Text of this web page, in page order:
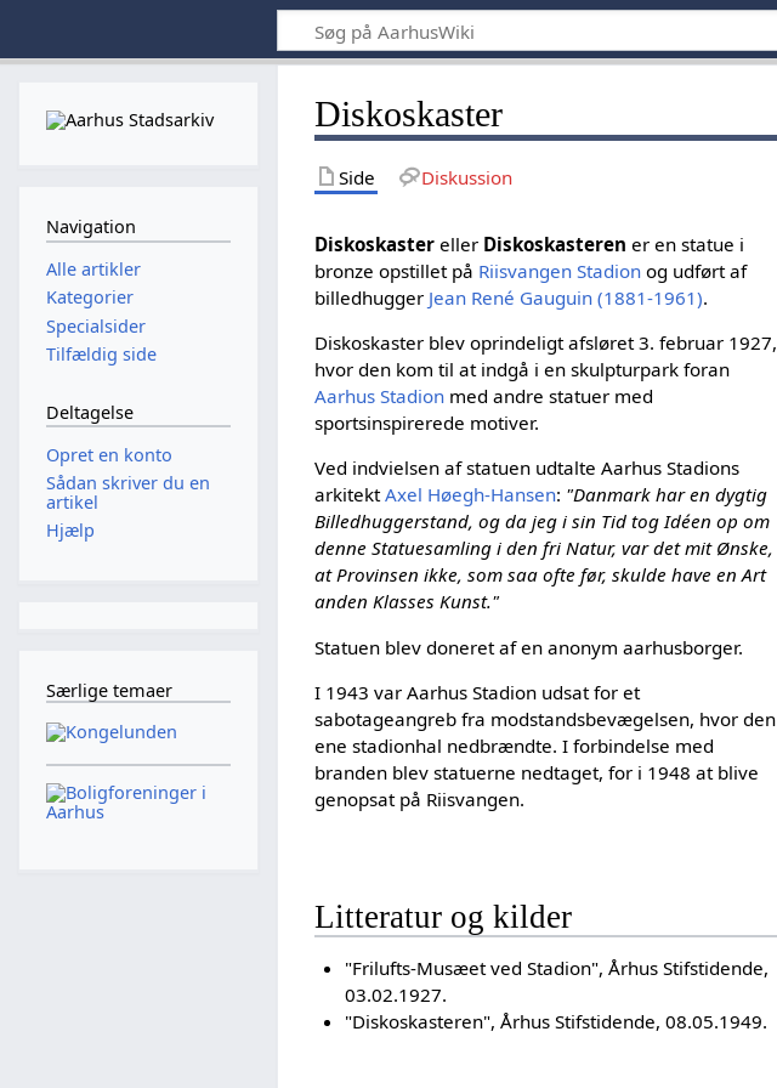
Diskoskaster
Side Diskussion
Diskoskaster eller Diskoskasteren er en statue i
bronze opstillet på Riisvangen Stadion og udført af
billedhugger Jean René Gauguin (1881-1961).
Diskoskaster blev oprindeligt afsløret 3. februar 1927,
hvor den kom til at indgå i en skulpturpark foran
Aarhus Stadion med andre statuer med
sportsinspirerede motiver.
Ved indvielsen af statuen udtalte Aarhus Stadions
arkitektAxel Høegh-Hansen: "Danmark har en dygtig
Billedhuggerstand, og da jeg i sin Tid tog Idéen op om
denne Statuesamling i den fri Natur, var det mit Ønske,
at Provinsen ikke, som saa ofte før, skulde have en Art
anden Klasses Kunst."
Statuen blev doneret af en anonym aarhusborger.
I 1943 var Aarhus Stadion udsat for et
sabotageangreb fra modstandsbevægelsen, hvor den
ene stadionhal nedbrændte. I forbindelse med
branden blev statuerne nedtaget, for i 1948 at blive
genopsat på Riisvangen.
Litteratur og kilder
"Frilufts-Musæet ved Stadion", Århus Stifstidende,
03.02.1927.
"Diskoskasteren", Århus Stifstidende, 08.05.1949.
Navigation
Alle artikler
Kategorier
Specialsider
Tilfældig side
Deltagelse
Opret en konto
Sådan skriver du en
artikel
Hjælp
Særlige temaer